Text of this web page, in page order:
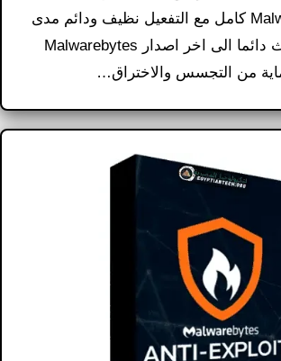
Malware Premium كامل مع التفعيل نظيف ودائم مدى
الحياة ومحدث دائما الى اخر اصدار Malwarebytes
من التجسس والاختراق…